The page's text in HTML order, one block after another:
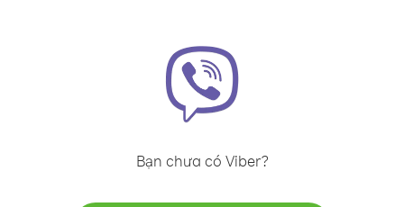
Bạn chưa có Viber?